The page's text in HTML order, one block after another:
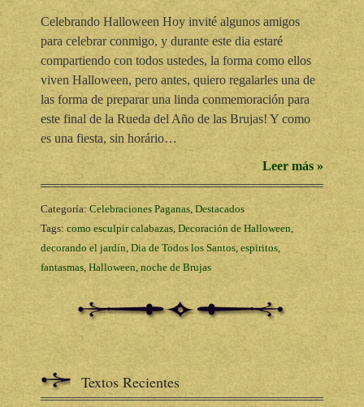
Celebrando Halloween Hoy invité algunos amigos
para celebrar conmigo, y durante este dia estaré
compartiendo con todos ustedes, la forma como ellos
viven Halloween, pero antes, quiero regalarles una de
las forma de preparar una linda conmemoración para
este final de la Rueda del Año de las Brujas! Y como
es una fiesta, sin horário…
Leer más »
Categoría: Celebraciones Paganas, Destacados
Tags: como esculpir calabazas, Decoración de Halloween,
decorando el jardín, Dia de Todos los Santos, espiritos,
fantasmas, Halloween, noche de Brujas
Textos Recientes